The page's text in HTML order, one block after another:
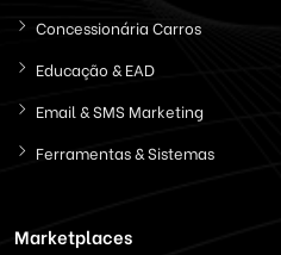
Concessionária Carros
Educação & EAD
Email & SMS Marketing
Ferramentas & Sistemas
Marketplaces